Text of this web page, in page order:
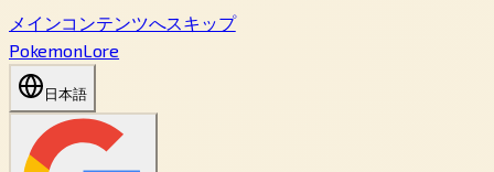
メインコンテンツへスキップ
PokemonLore
日本語